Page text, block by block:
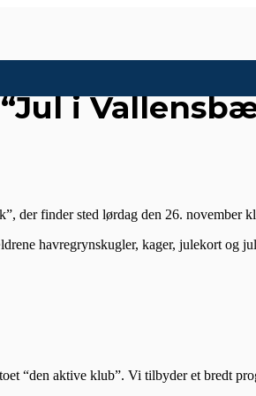
i
der finder sted lørdag den 26.
havregrynskugler, kager, julekort og
“den aktive klub”. Vi tilbyder et bredt